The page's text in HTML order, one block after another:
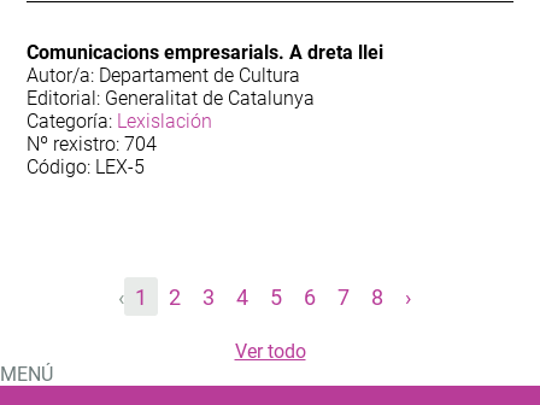
Comunicacions empresarials. A dreta llei
Autor/a: Departament de Cultura
Editorial: Generalitat de Catalunya
Categoría: Lexislación
Nº rexistro: 704
Código: LEX-5
‹ 1 2 3 4 5 6 7 8 ›
Ver todo
MENÚ